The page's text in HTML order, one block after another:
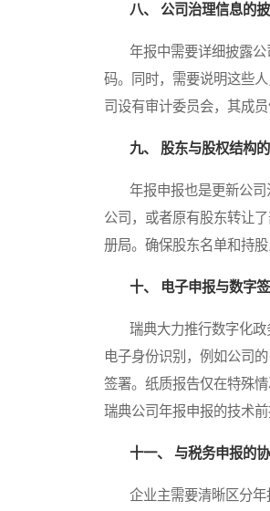
八、 公司治理信息的
年报中需要详细披露公
码。同时，需要说明这些
司设有审计委员会，其成
九、 股东与股权结构
年报申报也是更新公司
公司，或者原有股东转让
册局。确保股东名单和持
十、 电子申报与数字
瑞典大力推行数字化政
电子身份识别，例如公司
签署。纸质报告仅在特殊
瑞典公司年报申报的技术前
十一、 与税务申报的
企业主需要清晰区分年